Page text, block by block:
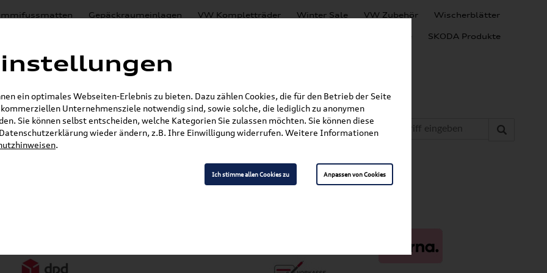
Gepäckraumeinlagen VW Kompletträder Winter Sale VW Zubehör Wischerblätter
SEAT Produkte SKODA Produkte
Lackierungen
E-Mail
ein optimales Webseiten-Erlebnis zu bieten. Dazu zählen Cookies, die für den Betrieb der Seite
Unternehmensziele notwendig sind, sowie solche, die lediglich zu anonymen
Sie können selbst entscheiden, welche Kategorien Sie zulassen möchten. Sie können diese
wieder ändern, z.B. Ihre Einwilligung widerrufen. Weitere Informationen
.
Ich stimme allen Cookies zu Anpassen von Cookies